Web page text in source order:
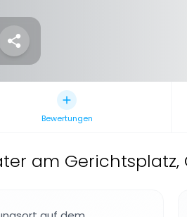
Bewertungen
am Gerichtsplatz,